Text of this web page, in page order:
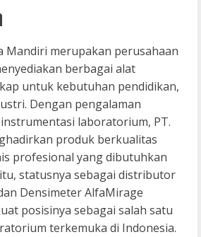
Mandiri merupakan perusahaan
berbagai alat
untuk kebutuhan pendidikan,
Dengan pengalaman
laboratorium, PT.
produk berkualitas
profesional yang dibutuhkan
statusnya sebagai distributor
Densimeter AlfaMirage
posisinya sebagai salah satu
terkemuka di Indonesia.